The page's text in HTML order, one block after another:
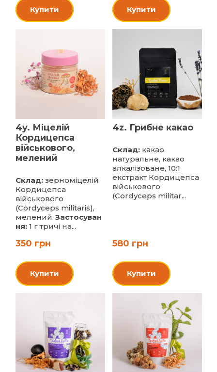
Купити Купити
4y. Міцелій
Кордицепса
військового,
мелений
Склад: зерноміцелій
Кордицепса
військового
(Cordyceps militaris),
мелений. Застосуван
ня:1 г тричі на...
350 грн
Купити
4z. Грибне какао
Склад: какао
натуральне, какао
алкалізоване, 10:1
екстракт Кордицепса
військового
(Cordyceps militar...
580 грн
Купити